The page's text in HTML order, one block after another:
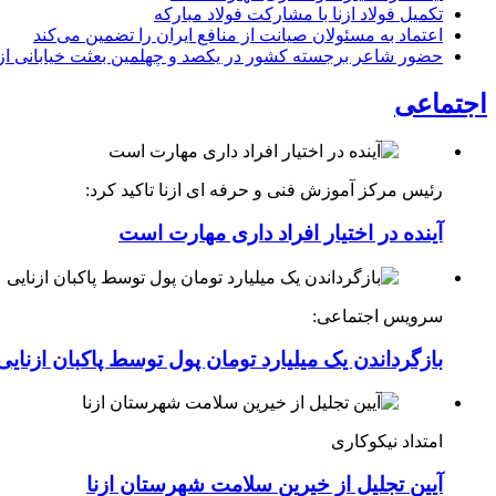
تکمیل فولاد ازنا با مشارکت فولاد مبارکه
اعتماد به مسئولان صیانت از منافع ایران را تضمین می‌کند
حضور شاعر برجسته کشور در یکصد و چهلمین بعثت خیابانی
اجتماعی
رئیس مرکز آموزش فنی و حرفه ای ازنا تاکید کرد:
آینده در اختیار افراد داری مهارت است
سرویس اجتماعی:
بازگرداندن یک میلیارد تومان پول توسط پاکبان
امتداد نیکوکاری
آیین تجلیل از خیرین سلامت شهرستان ازنا